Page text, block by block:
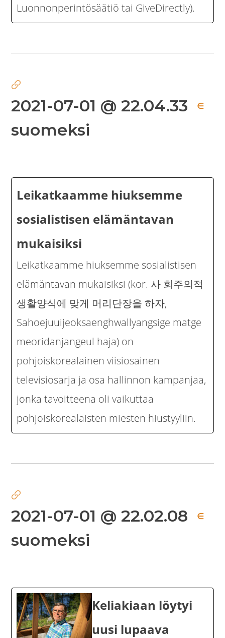
Luonnonperintösäätiö tai GiveDirectly).
2021-07-01 @ 22.04.33 ∈
suomeksi
Leikatkaamme hiuksemme
sosialistisen elämäntavan
mukaisiksi
Leikatkaamme hiuksemme sosialistisen
elämäntavan mukaisiksi (kor. 사 회주의적
생활양식에 맞게 머리단장을 하자,
Sahoejuuijeoksaenghwallyangsige matge
meoridanjangeul haja) on
pohjoiskorealainen viisiosainen
televisiosarja ja osa hallinnon kampanjaa,
jonka tavoitteena oli vaikuttaa
pohjoiskorealaisten miesten hiustyyliin.
2021-07-01 @ 22.02.08 ∈
suomeksi
Keliakiaan löytyi
uusi lupaava